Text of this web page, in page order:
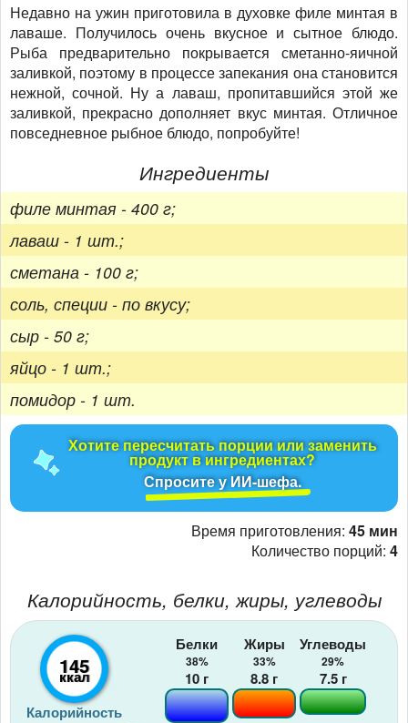
Недавно на ужин приготовила в духовке филе минтая в
лаваше. Получилось очень вкусное и сытное блюдо.
Рыба предварительно покрывается сметанно-яичной
заливкой, поэтому в процессе запекания она становится
нежной, сочной. Ну а лаваш, пропитавшийся этой же
заливкой, прекрасно дополняет вкус минтая. Отличное
повседневное рыбное блюдо, попробуйте!
Ингредиенты
филе минтая - 400 г;
лаваш - 1 шт.;
сметана - 100 г;
соль, специи - по вкусу;
сыр - 50 г;
яйцо - 1 шт.;
помидор - 1 шт.
Хотите пересчитать порции или заменить
продукт в ингредиентах?
Спросите у ИИ-шефа.
Время приготовления: 45 мин
Количество порций: 4
Калорийность, белки, жиры, углеводы
145
ккал
Калорийность
Белки
38%
10 г
Жиры
33%
8.8 г
Углеводы
29%
7.5г